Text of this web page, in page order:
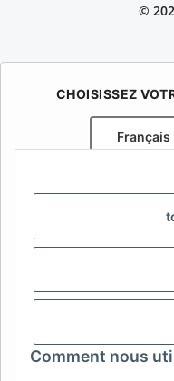
Comment nous
©
CHOISISSEZ
Français
specialist in
AFATEK
CHOISIR LA RÉGION ET